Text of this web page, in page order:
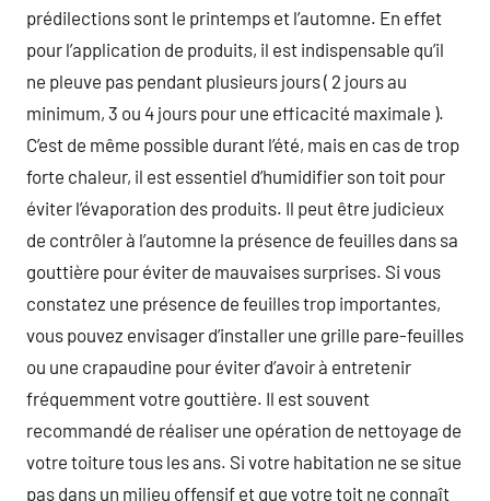
prédilections sont le printemps et l’automne. En effet
pour l’application de produits, il est indispensable qu’il
ne pleuve pas pendant plusieurs jours ( 2 jours au
minimum, 3 ou 4 jours pour une efficacité maximale ).
C’est de même possible durant l’été, mais en cas de trop
forte chaleur, il est essentiel d’humidifier son toit pour
éviter l’évaporation des produits. Il peut être judicieux
de contrôler à l’automne la présence de feuilles dans sa
gouttière pour éviter de mauvaises surprises. Si vous
constatez une présence de feuilles trop importantes,
vous pouvez envisager d’installer une grille pare-feuilles
ou une crapaudine pour éviter d’avoir à entretenir
fréquemment votre gouttière. Il est souvent
recommandé de réaliser une opération de nettoyage de
votre toiture tous les ans. Si votre habitation ne se situe
pas dans un milieu offensif et que votre toit ne connaît